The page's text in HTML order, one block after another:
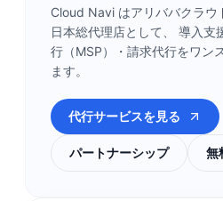
Cloud Navi はアリババクラウ
日本総代理店として、 導入支
行（MSP）・請求代行をワン
ます。
代行サービスを見る
パートナーシップ 無